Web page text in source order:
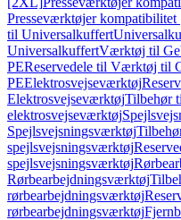
Presseværktøjer
til Universalkuffert
UniversalkuffertVærktøj til
PEReservedele til Værktøj til
PEElektrosvejseværktøj
ElektrosvejseværktøjTilbehør
elektrosvejseværktøj
Spejlsvejsningsværktøj
spejlsvejsningsværktøj
spejlsvejsningsværktøj
Rørbearbejdningsværktøj
rørbearbejdningsværktøj
rørbearbejdningsværktøj